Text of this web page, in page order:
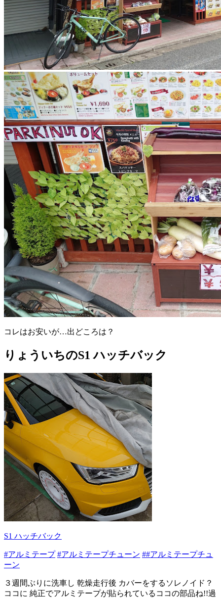
コレはお安いが…出どころは？
りょういちのS1 ハッチバック
S1 ハッチバック
#アルミテープ #アルミテープチューン ##アルミテープチュ
ーン
３週間ぶりに洗車し 乾燥走行後 カバーをするソレノイド？
ココに 純正でアルミテープが貼られているココの部品ね!!過